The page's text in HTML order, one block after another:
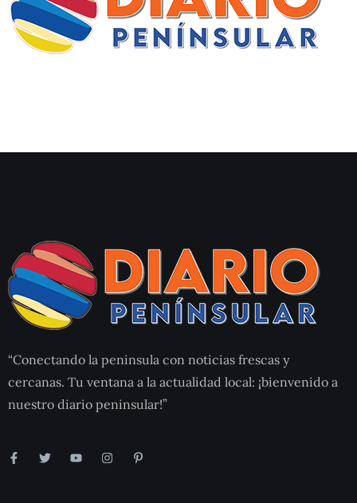
“Conectando la peninsula con noticias frescas y
cercanas. Tu ventana a la actualidad local: ¡bienvenido a
nuestro diario peninsular!”